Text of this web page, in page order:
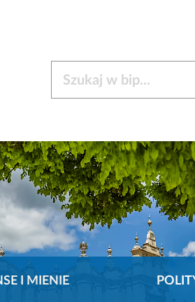
I MIENIE